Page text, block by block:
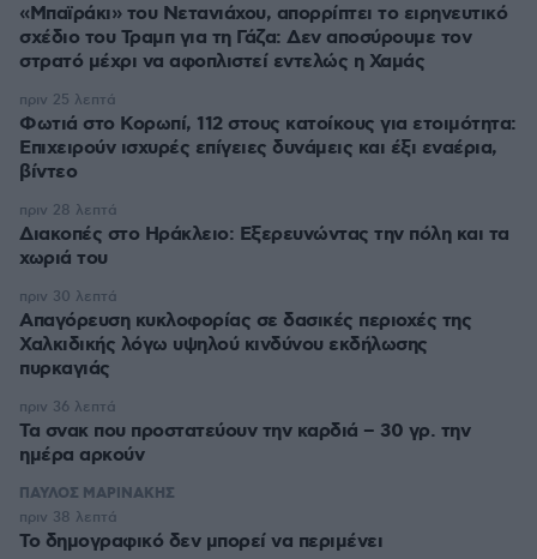
«Μπαϊράκι» του Νετανιάχου, απορρίπτει το ειρηνευτικό
σχέδιο του Τραμπ για τη Γάζα: Δεν αποσύρουμε τον
στρατό μέχρι να αφοπλιστεί εντελώς η Χαμάς
Φωτιά στο Κορωπί, 112 στους κατοίκους για ετοιμότητα:
Επιχειρούν ισχυρές επίγειες δυνάμεις και έξι εναέρια,
βίντεο
πριν 25 λεπτά
Διακοπές στο Ηράκλειο: Εξερευνώντας την πόλη και τα
χωριά του
πριν 28 λεπτά
Απαγόρευση κυκλοφορίας σε δασικές περιοχές της
Χαλκιδικής λόγω υψηλού κινδύνου εκδήλωσης
πυρκαγιάς
πριν 30 λεπτά
Τα σνακ που προστατεύουν την καρδιά – 30 γρ. την
ημέρα αρκούν
πριν 36 λεπτά
ΠΑΥΛΟΣ ΜΑΡΙΝΑΚΗΣ
Το δημογραφικό δεν μπορεί να περιμένει
πριν 38 λεπτά